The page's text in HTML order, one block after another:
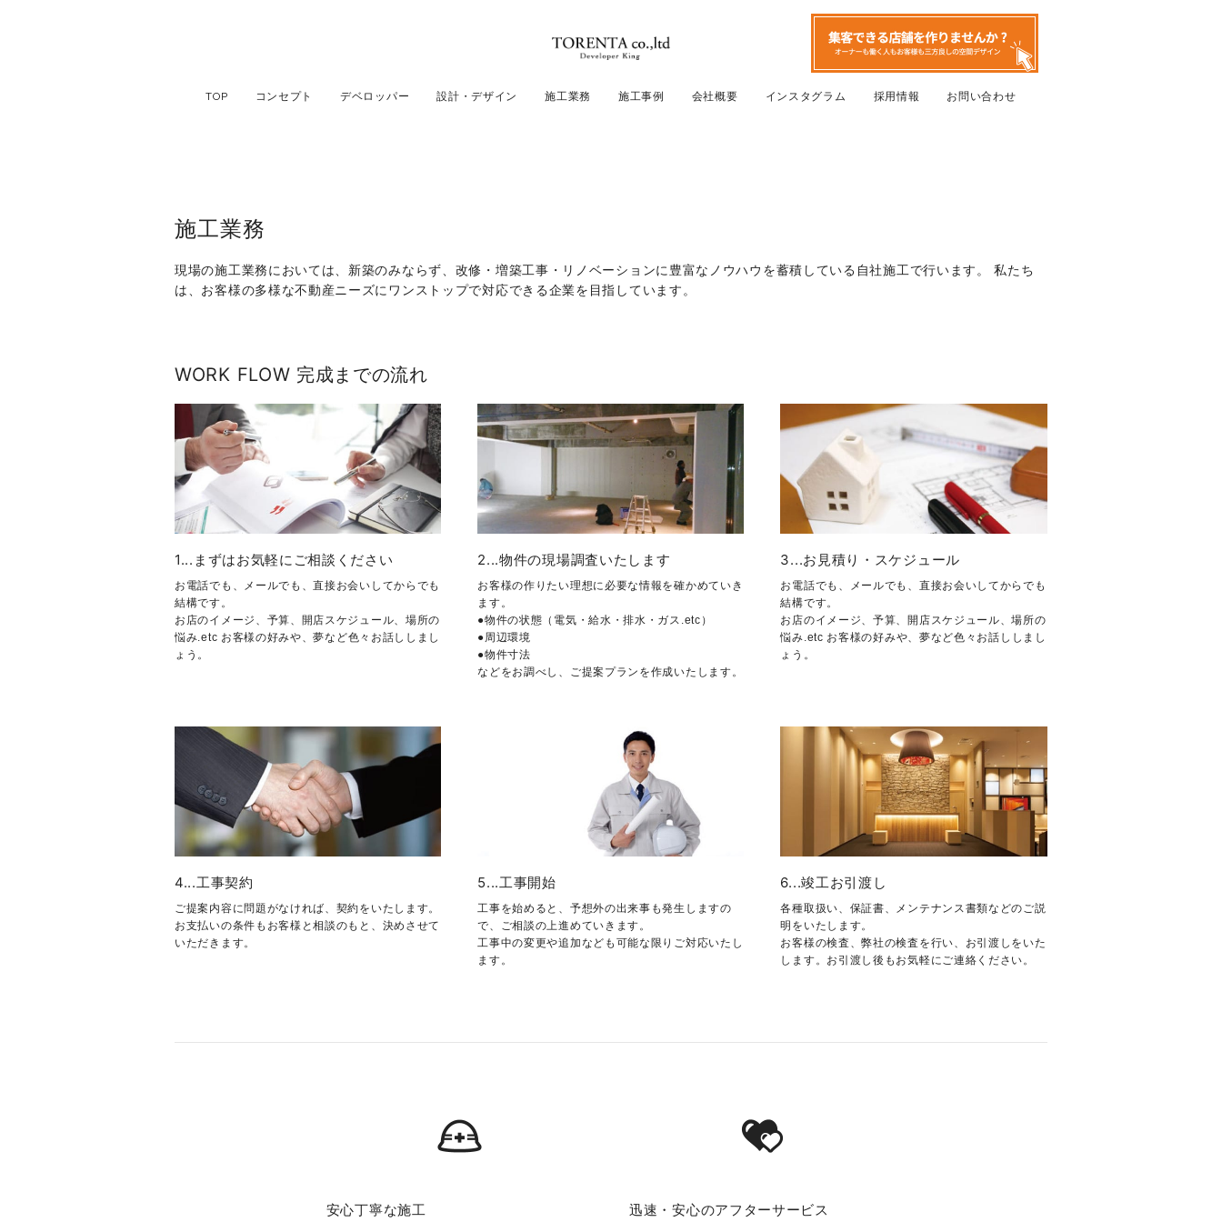
TOP コンセプト デベロッパー 設計・デザイン 施工業務 施工事例 会社概要 インスタグラム 採用情報 お問い合わせ
施工業務
現場の施工業務においては、新築のみならず、改修・増築工事・リノベーションに豊富なノウハウを蓄積している自社施工で行います。 私たち
は、お客様の多様な不動産ニーズにワンストップで対応できる企業を目指しています。
WORK FLOW 完成までの流れ
1...まずはお気軽にご相談ください
お電話でも、メールでも、直接お会いしてからでも
結構です。
お店のイメージ、予算、開店スケジュール、場所の
悩み.etc お客様の好みや、夢など色々お話ししまし
ょう。
2...物件の現場調査いたします
お客様の作りたい理想に必要な情報を確かめていき
ます。
●物件の状態（電気・給水・排水・ガス.etc）
●周辺環境
●物件寸法
などをお調べし、ご提案プランを作成いたします。
3...お見積り・スケジュール
お電話でも、メールでも、直接お会いしてからでも
結構です。
お店のイメージ、予算、開店スケジュール、場所の
悩み.etc お客様の好みや、夢など色々お話ししまし
ょう。
4...工事契約
ご提案内容に問題がなければ、契約をいたします。
お支払いの条件もお客様と相談のもと、決めさせて
いただきます。
5...工事開始
工事を始めると、予想外の出来事も発生しますの
で、ご相談の上進めていきます。
工事中の変更や追加なども可能な限りご対応いたし
ます。
6...竣工お引渡し
各種取扱い、保証書、メンテナンス書類などのご説
明をいたします。
お客様の検査、弊社の検査を行い、お引渡しをいた
します。お引渡し後もお気軽にご連絡ください。
安心丁寧な施工 迅速・安心のアフターサービス